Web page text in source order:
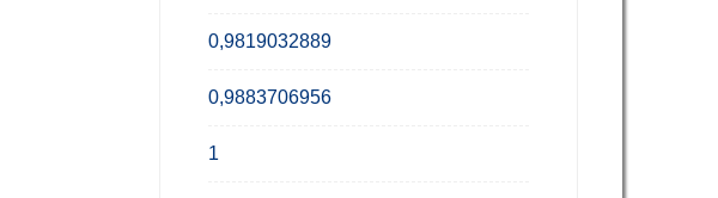
0,9819032889
0,9883706956
1